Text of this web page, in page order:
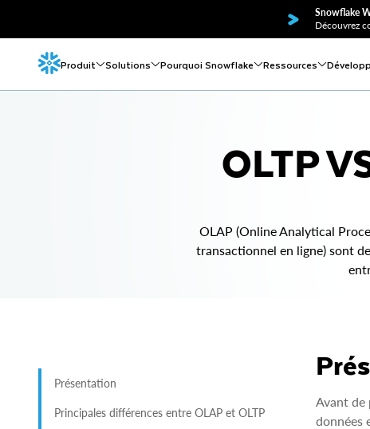
Snowflake
Découvrez
Produit Solutions Pourquoi Snowflake Ressources
OLTP
OLAP (Online Analytical
transactionnel en ligne) sont
Présentation
Principales différences entre OLAP et OLTP
Avant de
données